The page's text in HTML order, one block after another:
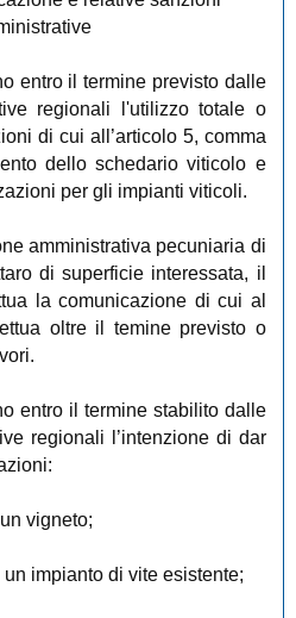
entro il termine previsto dalle
regionali l'utilizzo totale o
di cui all’articolo 5, comma
dello schedario viticolo e
per gli impianti viticoli.
amministrativa pecuniaria di
di superficie interessata, il
la comunicazione di cui al
oltre il temine previsto o
entro il termine stabilito dalle
regionali l’intenzione di dar
vigneto;
impianto di vite esistente;